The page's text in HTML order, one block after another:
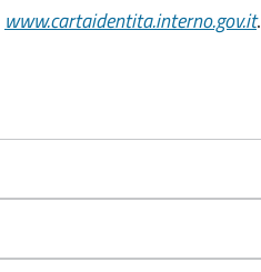
www.cartaidentita.interno.gov.it.